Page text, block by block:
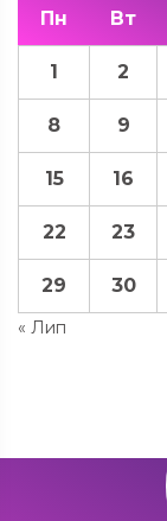
Пн Вт
« Лип
1 2
8 9
15 16
22 23
29 30